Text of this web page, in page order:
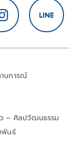
นการณ์
– ศิลปวัฒนธรรม
พันธ์